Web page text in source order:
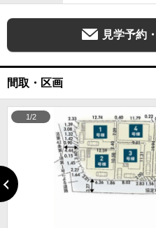
見学予約
間取・区画
1/2